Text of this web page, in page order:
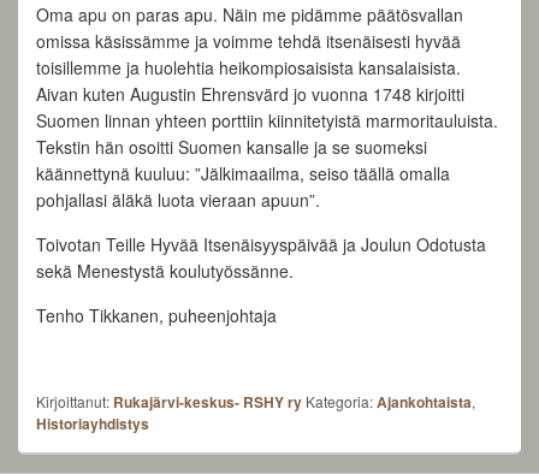
Oma apu on paras apu. Näin me pidämme päätösvallan
omissa käsissämme ja voimme tehdä itsenäisesti hyvää
toisillemme ja huolehtia heikompiosaisista kansalaisista.
Aivan kuten Augustin Ehrensvärd jo vuonna 1748 kirjoitti
Suomen linnan yhteen porttiin kiinnitetyistä marmoritauluista.
Tekstin hän osoitti Suomen kansalle ja se suomeksi
käännettynä kuuluu: ”Jälkimaailma, seiso täällä omalla
pohjallasi äläkä luota vieraan apuun”.
Toivotan Teille Hyvää Itsenäisyyspäivää ja Joulun Odotusta
sekä Menestystä koulutyössänne.
Tenho Tikkanen, puheenjohtaja
Kirjoittanut: Rukajärvi-keskus- RSHY ry Kategoria:Ajankohtaista,
Historiayhdistys